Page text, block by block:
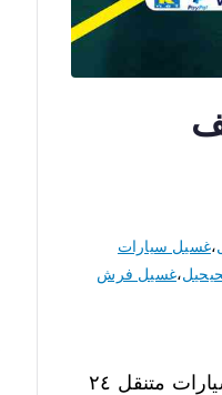
تنظيف
،غسيل سيارات
،غسيل فرش
غسيل سيارات متنقل الفحيحيل نقدم خدمة غسيل سيارات غسيل سيارات بالمنزلغسيل سيارات متنقل ٢٤